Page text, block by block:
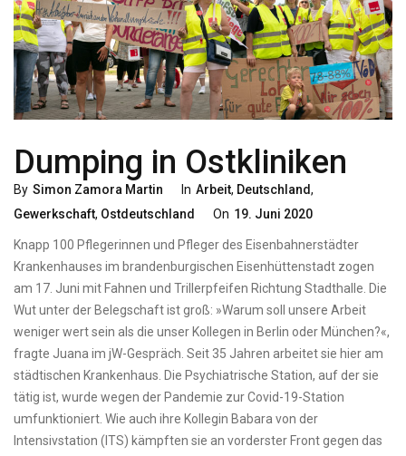
Dumping in Ostkliniken
By Simon Zamora Martin Categories
In Arbeit, Deutschland,
Gewerkschaft, Ostdeutschland
Posted
On 19. Juni 2020
Knapp 100 Pflegerinnen und Pfleger des Eisenbahnerstädter
Krankenhauses im brandenburgischen Eisenhüttenstadt zogen
am 17. Juni mit Fahnen und Trillerpfeifen Richtung Stadthalle. Die
Wut unter der Belegschaft ist groß: »Warum soll unsere Arbeit
weniger wert sein als die unser Kollegen in Berlin oder München?«,
fragte Juana im jW-Gespräch. Seit 35 Jahren arbeitet sie hier am
städtischen Krankenhaus. Die Psychiatrische Station, auf der sie
tätig ist, wurde wegen der Pandemie zur Covid-19-Station
umfunktioniert. Wie auch ihre Kollegin Babara von der
Intensivstation (ITS) kämpften sie an vorderster Front gegen das